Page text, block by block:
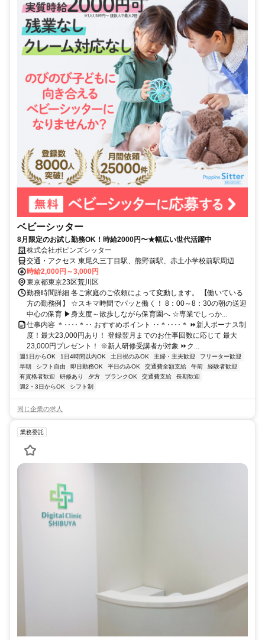
ベビーシッター
8月限定のお試し勤務OK！時給2000円〜★幅広い世代活躍中
株式会社ポピンズシッター
交通・アクセス 東尾久三丁目駅、熊野前駅、赤土小学校前駅周辺
時給2,000円～3,000円
東京都東京23区荒川区
勤務時間詳細 各ご家庭のご依頼によって変動します。 【働いている
方の勤務例】 ☆スキマ時間でパッと働く！ 8：00～8：30の朝の送迎
中心の保育 ▶身支度～散歩しながら保育園へ ☆専業でしっか...
仕事内容 ＊‥‥＊‥ おすすめポイント ‥＊‥‥＊ ⏩新人ボーナス制
度！最大23,000円あり！ 登録翌月までのお仕事回数に応じて 最大
23,000円プレゼント！ ※新人研修受講者が対象 ⏩ク...
週1日からOK 1日4時間以内OK 土日祝のみOK 主婦・主夫歓迎
フリーター歓迎
早朝
シフト自由 即日勤務OK 平日のみOK 交通費全額支給 午前
経験者歓迎
有資格者歓迎
研修あり 夕方 ブランクOK 交通費支給
長期歓迎
週2・3日からOK
シフト制
同じ企業の求人
業務委託